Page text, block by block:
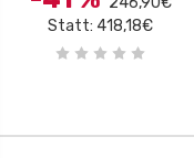
Statt: 418,18€